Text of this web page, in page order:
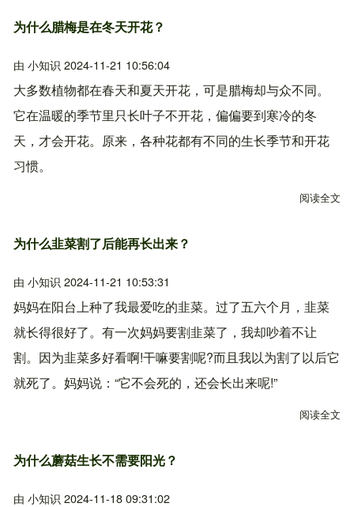
为什么腊梅是在冬天开花？
由 小知识 2024-11-21 10:56:04
大多数植物都在春天和夏天开花，可是腊梅却与众不同。
它在温暖的季节里只长叶子不开花，偏偏要到寒冷的冬
天，才会开花。原来，各种花都有不同的生长季节和开花
习惯。
阅读全文
为什么韭菜割了后能再长出来？
由 小知识 2024-11-21 10:53:31
妈妈在阳台上种了我最爱吃的韭菜。过了五六个月，韭菜
就长得很好了。有一次妈妈要割韭菜了，我却吵着不让
割。因为韭菜多好看啊!干嘛要割呢?而且我以为割了以后它
就死了。妈妈说：“它不会死的，还会长出来呢!”
阅读全文
为什么蘑菇生长不需要阳光？
由 小知识 2024-11-18 09:31:02